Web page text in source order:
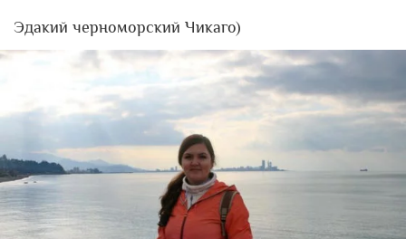
Эдакий черноморский Чикаго)